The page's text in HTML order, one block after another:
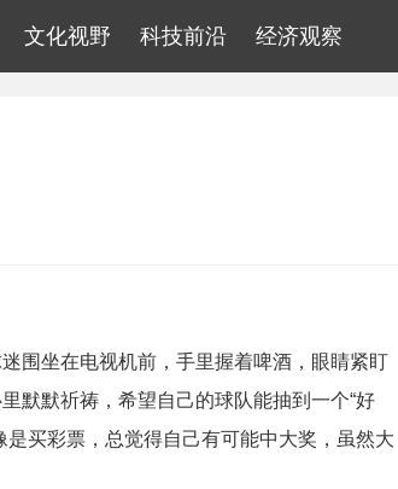
文化视野 科技前沿 经济观察
围坐在电视机前，手里握着啤酒，眼睛紧盯
默默祈祷，希望自己的球队能抽到一个“好
买彩票，总觉得自己有可能中大奖，虽然大